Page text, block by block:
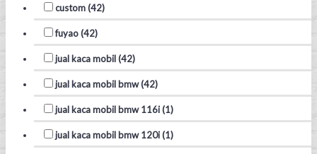
custom (42)
fuyao (42)
jual kaca mobil (42)
jual kaca mobil bmw (42)
jual kaca mobil bmw 116i (1)
jual kaca mobil bmw 120i (1)